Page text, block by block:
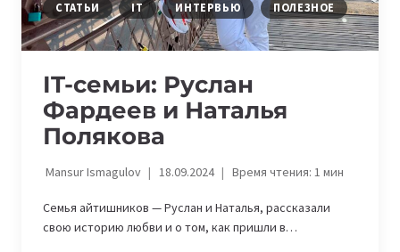
СТАТЬИ IT ИНТЕРВЬЮ ПОЛЕЗНОЕ
IT-семьи: Руслан
Фардеев и Наталья
Полякова
Mansur Ismagulov 18.09.2024 Время чтения: 1мин
Семья айтишников — Руслан и Наталья, рассказали
свою историю любви и о том, как пришли в…